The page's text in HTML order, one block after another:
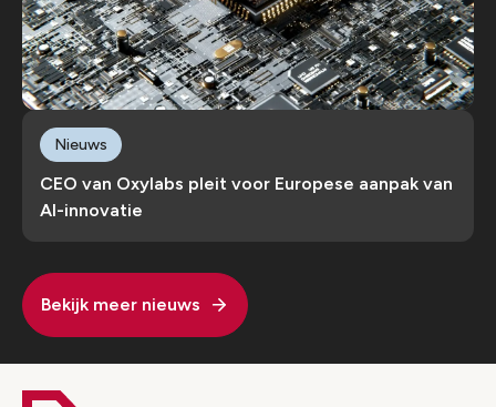
CEO van Oxylabs pleit voor Europese aanpak van
AI-innovatie
Nieuws
Bekijk meer nieuws